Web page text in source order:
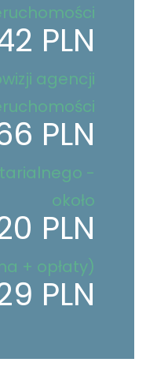
PLN
agencji
PLN
-
około
PLN
+ opłaty)
PLN